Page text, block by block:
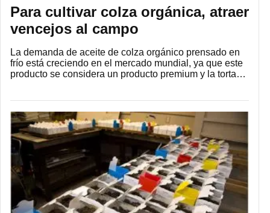
Para cultivar colza orgánica, atraer
vencejos al campo
La demanda de aceite de colza orgánico prensado en
frío está creciendo en el mercado mundial, ya que este
producto se considera un producto premium y la torta…